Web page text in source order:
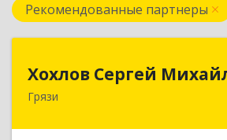
Рекомендованные партнеры
Хохлов Сергей
Грязи
Хохлов Сергей